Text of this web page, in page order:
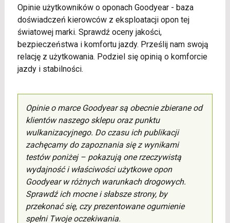
Opinie użytkowników o oponach Goodyear - baza
doświadczeń kierowców z eksploatacji opon tej
światowej marki. Sprawdź oceny jakości,
bezpieczeństwa i komfortu jazdy. Prześlij nam swoją
relację z użytkowania. Podziel się opinią o komforcie
jazdy i stabilności.
Opinie o marce Goodyear są obecnie zbierane od
klientów naszego sklepu oraz punktu
wulkanizacyjnego. Do czasu ich publikacji
zachęcamy do zapoznania się z wynikami
testów poniżej – pokazują one rzeczywistą
wydajność i właściwości użytkowe opon
Goodyear w różnych warunkach drogowych.
Sprawdź ich mocne i słabsze strony, by
przekonać się, czy prezentowane ogumienie
spełni Twoje oczekiwania.